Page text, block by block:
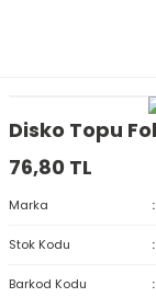
Disko Topu
76,80 TL
Marka
Stok Kodu
Barkod Kodu